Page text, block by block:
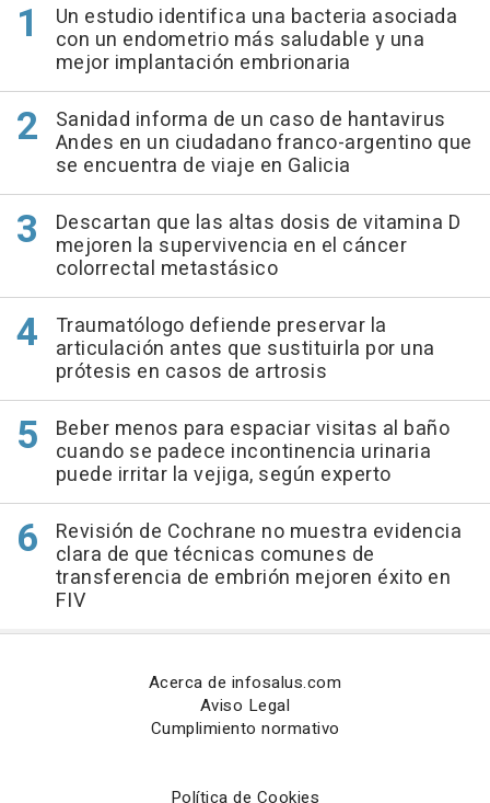
Un estudio identifica una bacteria asociada
con un endometrio más saludable y una
mejor implantación embrionaria
Sanidad informa de un caso de hantavirus
Andes en un ciudadano franco-argentino que
se encuentra de viaje en Galicia
Descartan que las altas dosis de vitamina D
mejoren la supervivencia en el cáncer
colorrectal metastásico
Traumatólogo defiende preservar la
articulación antes que sustituirla por una
prótesis en casos de artrosis
Beber menos para espaciar visitas al baño
cuando se padece incontinencia urinaria
puede irritar la vejiga, según experto
Revisión de Cochrane no muestra evidencia
clara de que técnicas comunes de
transferencia de embrión mejoren éxito en
FIV
Acerca de infosalus.com
Aviso Legal
Cumplimiento normativo
Política de Cookies